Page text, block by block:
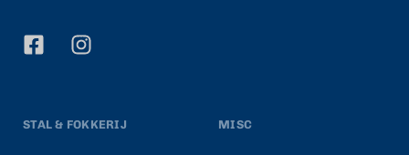
STAL & FOKKERIJ MISC